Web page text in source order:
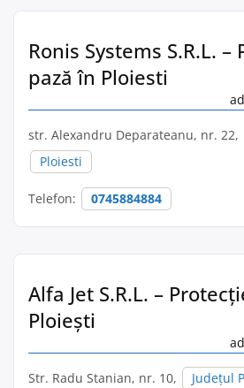
Ronis Systems S.R.L.
pază în Ploiesti
str. Alexandru Deparateanu, nr. 22,
Ploiesti
Telefon: 0745884884
Alfa Jet S.R.L. –
Ploieşti
Str. Radu Stanian, nr. 10, Județul